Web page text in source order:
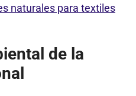
naturales para textiles
de la